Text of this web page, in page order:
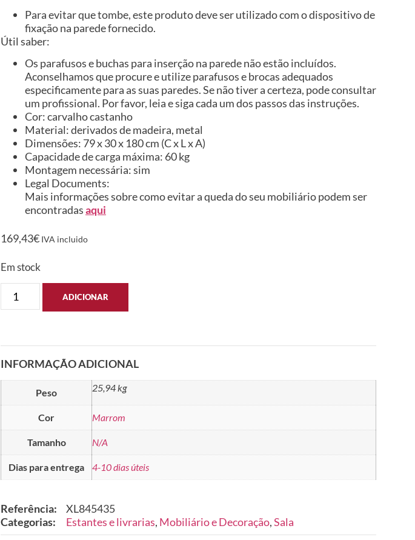
Para evitar que tombe, este produto deve ser utilizado com o dispositivo de
fixação na parede fornecido.
Útil saber:
Os parafusos e buchas para inserção na parede não estão incluídos.
Aconselhamos que procure e utilize parafusos e brocas adequados
especificamente para as suas paredes. Se não tiver a certeza, pode consultar
um profissional. Por favor, leia e siga cada um dos passos das instruções.
Cor: carvalho castanho
Material: derivados de madeira, metal
Dimensões: 79 x 30 x 180 cm (C x L x A)
Capacidade de carga máxima: 60 kg
Montagem necessária: sim
Legal Documents:
Mais informações sobre como evitar a queda do seu mobiliário podem ser
encontradasaqui
169,43€ IVA incluido
Em stock
ADICIONAR
INFORMAÇÃO ADICIONAL
Peso 25,94 kg
Cor Marrom
Tamanho N/A
Dias para entrega 4-10 dias úteis
Referência:
XL845435
Categorias:
Estantes e livrarias, Mobiliário e Decoração,Sala